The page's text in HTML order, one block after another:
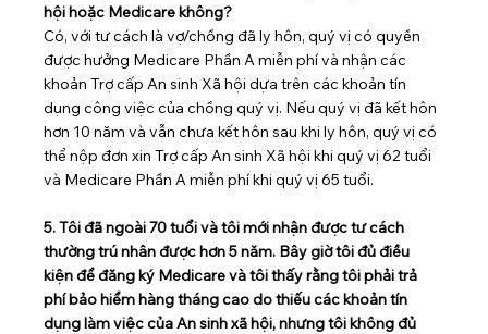
hội hoặc Medicare không?
Có, với tư cách là vợ/chồng đã ly hôn, quý vị có quyền
được hưởng Medicare Phần A miễn phí và nhận các
khoản Trợ cấp An sinh Xã hội dựa trên các khoản tín
dụng công việc của chồng quý vị. Nếu quý vị đã kết hôn
hơn 10 năm và vẫn chưa kết hôn sau khi ly hôn, quý vị có
thể nộp đơn xin Trợ cấp An sinh Xã hội khi quý vị 62 tuổi
và Medicare Phần A miễn phí khi quý vị 65 tuổi.
5. Tôi đã ngoài 70 tuổi và tôi mới nhận được tư cách
thường trú nhân được hơn 5 năm. Bây giờ tôi đủ điều
kiện để đăng ký Medicare và tôi thấy rằng tôi phải trả
phí bảo hiểm hàng tháng cao do thiếu các khoản tín
dụng làm việc của An sinh xã hội, nhưng tôi không đủ